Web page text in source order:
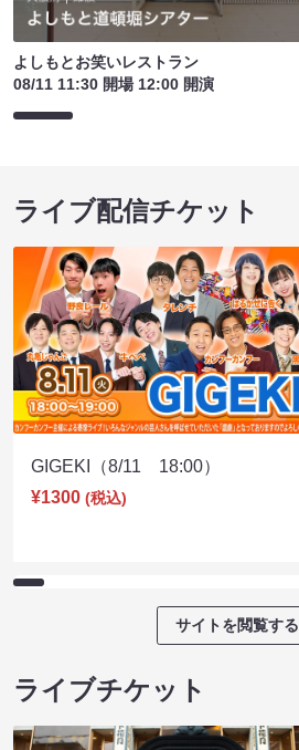
よしもとお笑いレストラン
08/11 11:30 開場 12:00 開演
ライブ配信チケット
GIGEKI（8/11 18:00）
¥1300 (税込)
サイトを閲覧する
ライブチケット